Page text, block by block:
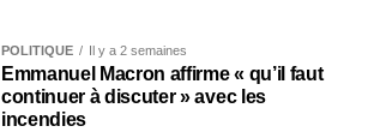
POLITIQUE Il y a 2 semaines
Emmanuel Macron affirme « qu’il faut
continuer à discuter » avec les
incendies